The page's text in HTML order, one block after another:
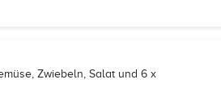
Zwiebeln, Salat und 6 x